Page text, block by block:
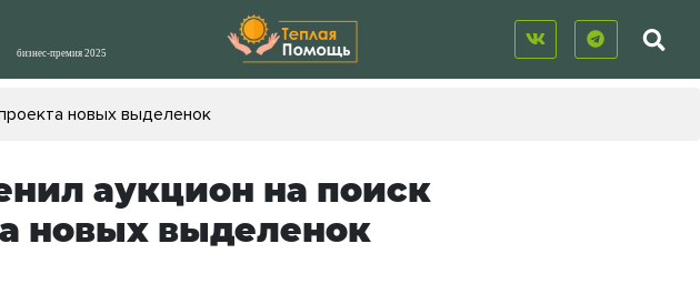
новых выделенок
аукцион на поиск
новых выделенок